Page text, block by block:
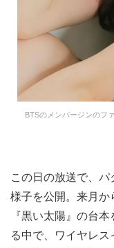
BTSのメンバージンのフ
この日の放送で、
様子を公開。来月か
『黒い太陽』の台
る中で、ワイヤレス